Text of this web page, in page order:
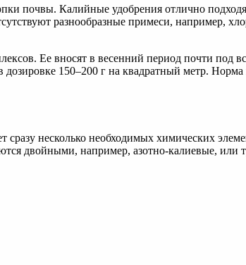
почвы. Калийные удобрения отлично
разнообразные примеси, например,
Ее вносят в весенний период почти под
150–200 г на квадратный метр.
сразу несколько необходимых химических
двойными, например, азотно-калиевые,